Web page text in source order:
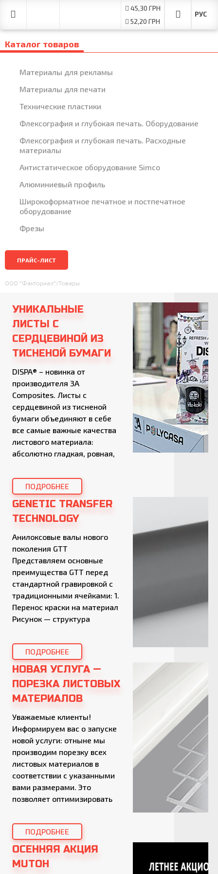
45,30 ГРН
52,20 ГРН
Каталог товаров
Материалы для рекламы
Материалы для печати
Технические пластики
Флексография и глубокая печать. Оборудование
Флексография и глубокая печать. Расходные
материалы
Антистатическое оборудование Simco
Алюминиевый профиль
Широкоформатное печатное и постпечатное
оборудование
Фрезы
ПРАЙС-ЛИСТ
ООО "Факториал"/Товары
УНИКАЛЬНЫЕ
ЛИСТЫ С
СЕРДЦЕВИНОЙ ИЗ
ТИСНЕНОЙ БУМАГИ
DISPA® – новинка от
производителя 3A
Composites. Листы с
сердцевиной из тисненой
бумаги объединяют в себе
все самые важные качества
листового материала:
абсолютно гладкая, ровная,
идеального результата
печати, жесткость,
стабильность размеров,
экологичность (материал на
100% состоит из бумаги,
которую можно
перерабатывать). DISPA
состоит исключительно из
FSC сертифицированной
бумаги. […]
ПОДРОБНЕЕ
GENETIC TRANSFER
TECHNOLOGY
Анилоксовые валы нового
поколения GTT
Представляем основные
преимущества GTT перед
стандартной гравировкой с
традиционными ячейками: 1.
Перенос краски на материал
Рисунок — структура
Transfer Technology нет
ячеек, краска переносится на
материал не капельками, как
валом, а тонкой пленкой. Под
микроскопом можно увидеть,
что изображение полученное
со стандартным […]
ПОДРОБНЕЕ
НОВАЯ УСЛУГА —
ПОРЕЗКА ЛИСТОВЫХ
МАТЕРИАЛОВ
Уважаемые клиенты!
Информируем вас о запуске
новой услуги: отныне мы
производим порезку всех
листовых материалов в
соответствии с указанными
вами размерами. Это
позволяет оптимизировать
производству, снизить
отходы и сэкономить ваше
время. Чтобы
воспользоваться услугой,
достаточно сообщить
ПОДРОБНЕЕ
ОСЕННЯЯ АКЦИЯ
MUTOH